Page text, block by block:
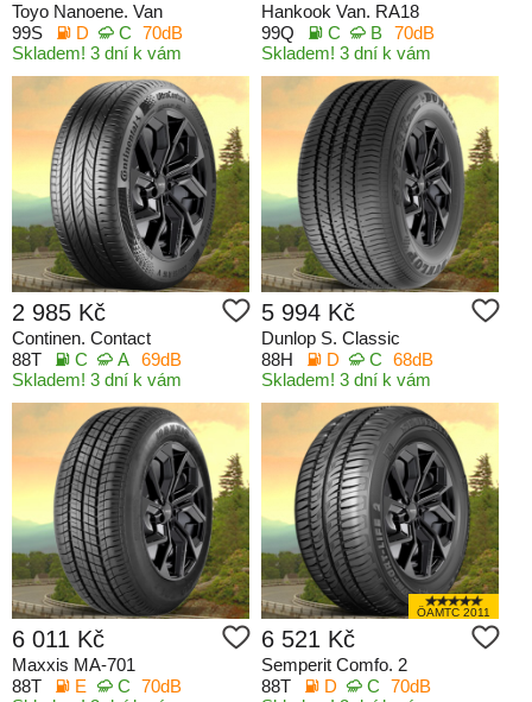
Toyo Nanoene. Van
99S
D C 70dB
Skladem! 3 dní k vám
Hankook Van. RA18
99Q
C B 70dB
Skladem! 3 dní k vám
2 985 Kč
Continen. Contact
88T
C A 69dB
Skladem! 3 dní k vám
5 994 Kč
Dunlop S. Classic
88H
D C 68dB
Skladem! 3 dní k vám
6 011 Kč
Maxxis MA-701
88T
E C 70dB
ÖAMTC 2011
6 521 Kč
Semperit Comfo. 2
88T
D C 70dB